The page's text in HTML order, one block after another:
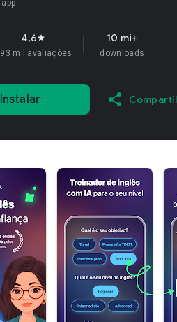
4,6star
mil avaliações
10 mi+
downloads
Instalar